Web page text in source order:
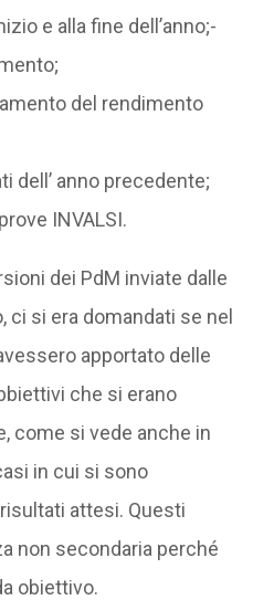
e alla fine dell’anno;-
del rendimento
dell’ anno precedente;
INVALSI.
dei PdM inviate dalle
ci si era domandati se nel
apportato delle
che si erano
come si vede anche in
in cui si sono
attesi. Questi
non secondaria perché
obiettivo.